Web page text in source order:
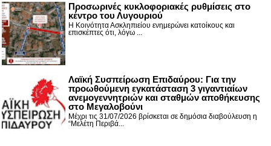
Προσωρινές κυκλοφοριακές ρυθμίσεις στο
κέντρο του Λυγουριού
Η Κοινότητα Ασκληπιείου ενημερώνει κατοίκους και
επισκέπτες ότι, λόγω ...
Λαϊκή Συσπείρωση Επιδαύρου: Για την
προωθούμενη εγκατάσταση 3 γιγαντιαίων
ανεμογεννητριών και σταθμών αποθήκευσης
στο Μεγαλοβούνι
Μέχρι τις 31/07/2026 βρίσκεται σε δημόσια διαβούλευση η
“Μελέτη Περιβά...